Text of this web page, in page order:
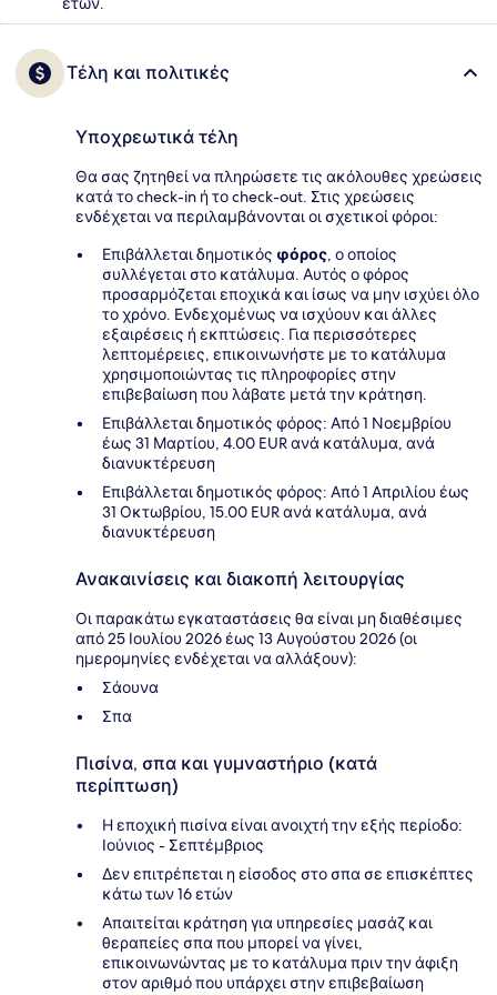
Τέλη και πολιτικές
Υποχρεωτικά τέλη
Θα σας ζητηθεί να πληρώσετε τις ακόλουθες χρεώσεις
κατά το check-in ή το check-out. Στις χρεώσεις
ενδέχεται να περιλαμβάνονται οι σχετικοί φόροι:
Επιβάλλεται δημοτικός φόρος, ο οποίος
συλλέγεται στο κατάλυμα. Αυτός ο φόρος
προσαρμόζεται εποχικά και ίσως να μην ισχύει όλο
το χρόνο. Ενδεχομένως να ισχύουν και άλλες
εξαιρέσεις ή εκπτώσεις. Για περισσότερες
λεπτομέρειες, επικοινωνήστε με το κατάλυμα
χρησιμοποιώντας τις πληροφορίες στην
επιβεβαίωση που λάβατε μετά την κράτηση.
Επιβάλλεται δημοτικός φόρος: Από 1 Νοεμβρίου
έως 31 Μαρτίου, 4.00 EUR ανά κατάλυμα, ανά
διανυκτέρευση
Επιβάλλεται δημοτικός φόρος: Από 1 Απριλίου έως
31 Οκτωβρίου, 15.00 EUR ανά κατάλυμα, ανά
διανυκτέρευση
Ανακαινίσεις και διακοπή λειτουργίας
Οι παρακάτω εγκαταστάσεις θα είναι μη διαθέσιμες
από 25 Ιουλίου 2026 έως 13 Αυγούστου 2026 (οι
ημερομηνίες ενδέχεται να αλλάξουν):
Σάουνα
Σπα
Πισίνα, σπα και γυμναστήριο (κατά
περίπτωση)
Η εποχική πισίνα είναι ανοιχτή την εξής περίοδο:
Ιούνιος - Σεπτέμβριος
Δεν επιτρέπεται η είσοδος στο σπα σε επισκέπτες
κάτω των 16 ετών
Απαιτείται κράτηση για υπηρεσίες μασάζ και
θεραπείες σπα που μπορεί να γίνει,
επικοινωνώντας με το κατάλυμα πριν την άφιξη
στον αριθμό που υπάρχει στην επιβεβαίωση